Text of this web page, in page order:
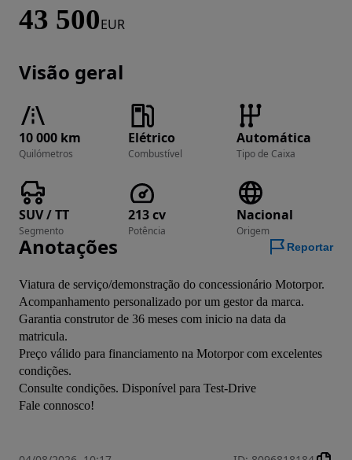
43 500EUR
Visão geral
10 000 km
Quilómetros
Elétrico
Combustível
Automática
Tipo de Caixa
SUV / TT
Segmento
213 cv
Potência
Nacional
Origem
Anotações Reportar
Viatura de serviço/demonstração do concessionário Motorpor.
Acompanhamento personalizado por um gestor da marca.
Garantia construtor de 36 meses com inicio na data da
matricula.
Preço válido para financiamento na Motorpor com excelentes
condições.
Consulte condições. Disponível para Test-Drive
Fale connosco!